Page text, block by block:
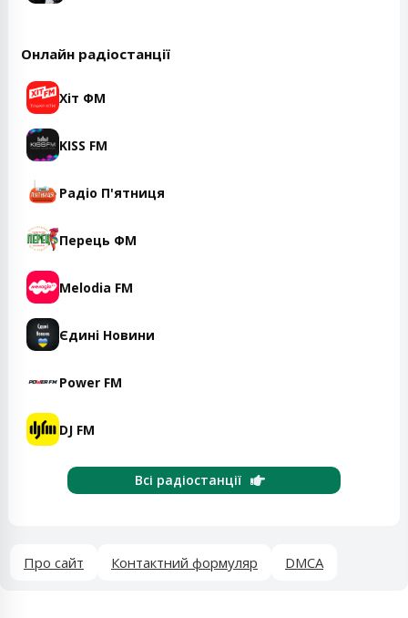
Онлайн радіостанції
Хіт ФМ
KISS FM
Радіо П'ятниця
Перець ФМ
Melodia FM
Єдині Новини
Power FM
DJ FM
Всі радіостанції
Про сайт Контактний формуляр DMCA